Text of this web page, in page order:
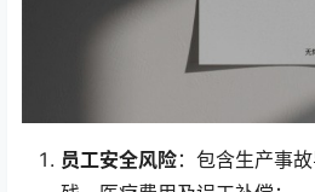
员工安全风险：包含生产事